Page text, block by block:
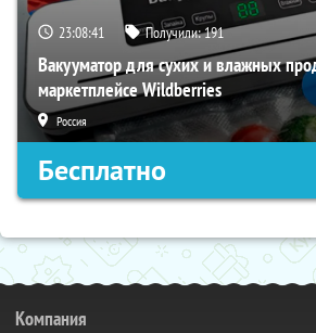
23:08:40 Получили:191
Вакууматор для сухих и влажных
маркетплейсе Wildberries
Россия
Бесплатно
Компания